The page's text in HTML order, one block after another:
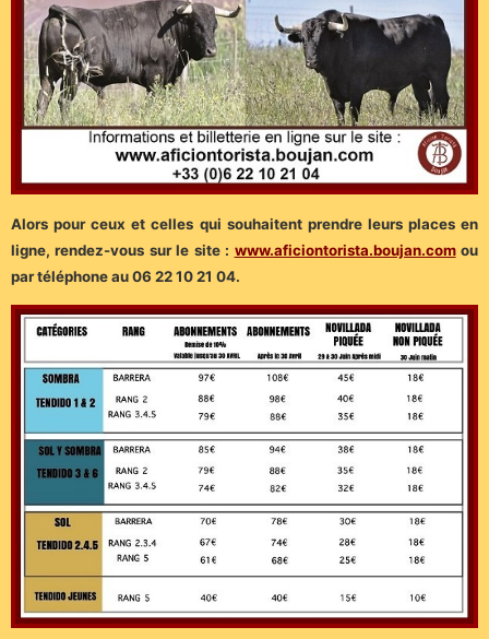
Alors pour ceux et celles qui souhaitent prendre leurs places en
ligne, rendez-vous sur le site : www.aficiontorista.boujan.comou
par téléphone au 06 22 10 21 04.